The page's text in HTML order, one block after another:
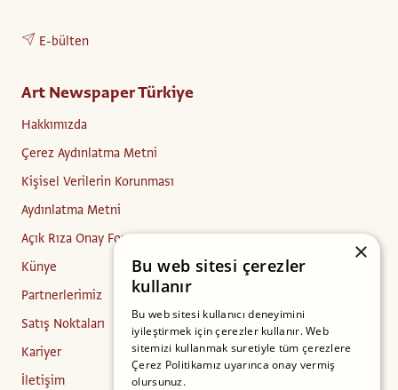
E-bülten
Art Newspaper Türkiye
Hakkımızda
Çerez Aydınlatma Metni
Kişisel Verilerin Korunması
Aydınlatma Metni
Açık Rıza Onay Formu
Künye
Partnerlerimiz
Satış Noktaları
Kariyer
İletişim
×
Bu web sitesi çerezler
kullanır
Bu web sitesi kullanıcı deneyimini
iyileştirmek için çerezler kullanır. Web
sitemizi kullanmak suretiyle tüm çerezlere
Çerez Politikamız uyarınca onay vermiş
olursunuz.